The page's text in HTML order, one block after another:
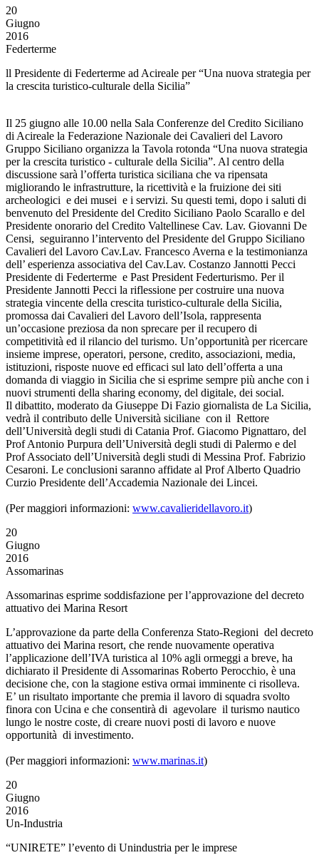
20
Giugno
2016
Federterme
ll Presidente di Federterme ad Acireale per “Una nuova strategia per
la crescita turistico-culturale della Sicilia”
Il 25 giugno alle 10.00 nella Sala Conferenze del Credito Siciliano
di Acireale la Federazione Nazionale dei Cavalieri del Lavoro
Gruppo Siciliano organizza la Tavola rotonda “Una nuova strategia
per la crescita turistico - culturale della Sicilia”. Al centro della
discussione sarà l’offerta turistica siciliana che va ripensata
migliorando le infrastrutture, la ricettività e la fruizione dei siti
archeologici e dei musei e i servizi. Su questi temi, dopo i saluti di
benvenuto del Presidente del Credito Siciliano Paolo Scarallo e del
Presidente onorario del Credito Valtellinese Cav. Lav. Giovanni De
Censi, seguiranno l’intervento del Presidente del Gruppo Siciliano
Cavalieri del Lavoro Cav.Lav. Francesco Averna e la testimonianza
dell’ esperienza associativa del Cav.Lav. Costanzo Jannotti Pecci
Presidente di Federterme e Past President Federturismo. Per il
Presidente Jannotti Pecci la riflessione per costruire una nuova
strategia vincente della crescita turistico-culturale della Sicilia,
promossa dai Cavalieri del Lavoro dell’Isola, rappresenta
un’occasione preziosa da non sprecare per il recupero di
competitività ed il rilancio del turismo. Un’opportunità per ricercare
insieme imprese, operatori, persone, credito, associazioni, media,
istituzioni, risposte nuove ed efficaci sul lato dell’offerta a una
domanda di viaggio in Sicilia che si esprime sempre più anche con i
nuovi strumenti della sharing economy, del digitale, dei social.
Il dibattito, moderato da Giuseppe Di Fazio giornalista de La Sicilia,
vedrà il contributo delle Università siciliane con il Rettore
dell’Università degli studi di Catania Prof. Giacomo Pignattaro, del
Prof Antonio Purpura dell’Università degli studi di Palermo e del
Prof Associato dell’Università degli studi di Messina Prof. Fabrizio
Cesaroni. Le conclusioni saranno affidate al Prof Alberto Quadrio
Curzio Presidente dell’Accademia Nazionale dei Lincei.
(Per maggiori informazioni: www.cavalieridellavoro.it)
20
Giugno
2016
Assomarinas
Assomarinas esprime soddisfazione per l’approvazione del decreto
attuativo dei Marina Resort
L’approvazione da parte della Conferenza Stato-Regioni del decreto
attuativo dei Marina resort, che rende nuovamente operativa
l’applicazione dell’IVA turistica al 10% agli ormeggi a breve, ha
dichiarato il Presidente di Assomarinas Roberto Perocchio, è una
decisione che, con la stagione estiva ormai imminente ci risolleva.
E’ un risultato importante che premia il lavoro di squadra svolto
finora con Ucina e che consentirà di agevolare il turismo nautico
lungo le nostre coste, di creare nuovi posti di lavoro e nuove
opportunità di investimento.
(Per maggiori informazioni: www.marinas.it)
20
Giugno
2016
Un-Industria
“UNIRETE” l’evento di Unindustria per le imprese